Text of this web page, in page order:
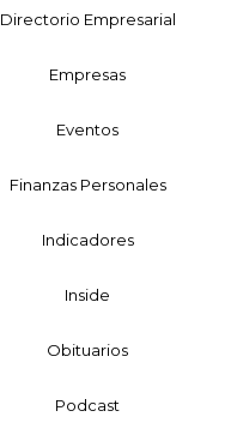
Directorio Empresarial
Empresas
Eventos
Finanzas Personales
Indicadores
Inside
Obituarios
Podcast